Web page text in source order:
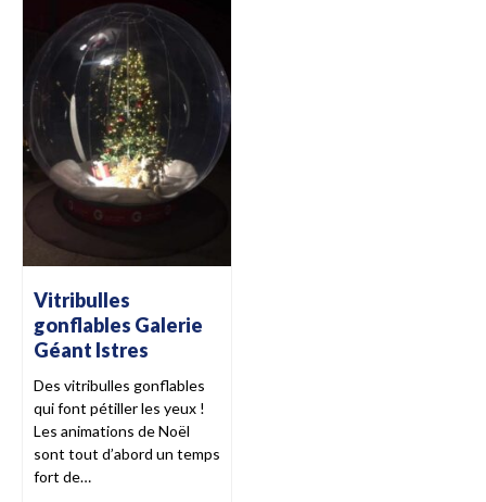
Vitribulles
gonflables Galerie
Géant Istres
Des vitribulles gonflables
qui font pétiller les yeux !
Les animations de Noël
sont tout d’abord un temps
fort de…